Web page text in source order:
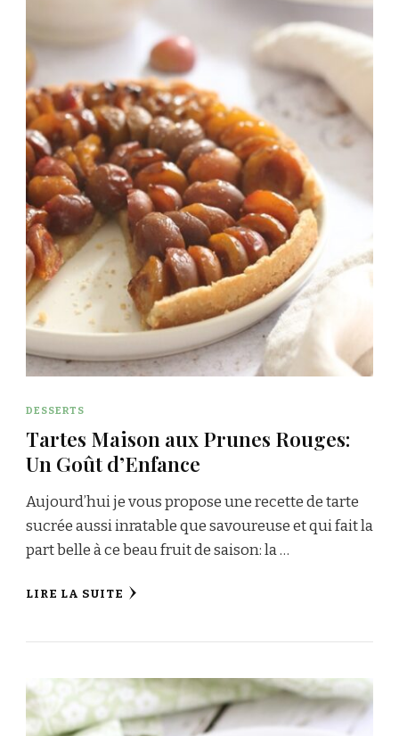
DESSERTS
Tartes Maison aux Prunes Rouges:
Un Goût d’Enfance
Aujourd’hui je vous propose une recette de tarte
sucrée aussi inratable que savoureuse et qui fait la
part belle à ce beau fruit de saison: la …
LIRE LA SUITE